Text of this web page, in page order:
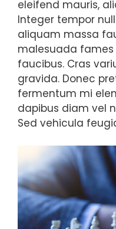
eleifend mauris,
Integer tempor
aliquam massa
malesuada
faucibus. Cras
gravida. Donec
fermentum mi
dapibus diam vel
Sed vehicula